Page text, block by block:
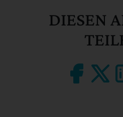
DIESEN